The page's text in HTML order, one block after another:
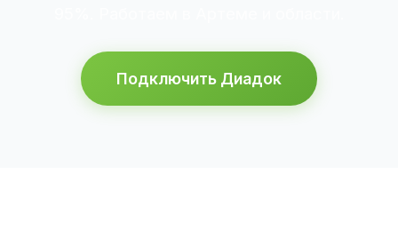
Подключить Диадок